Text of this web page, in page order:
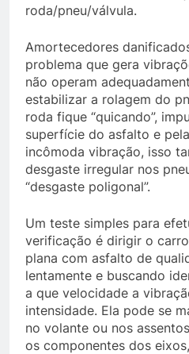
roda/pneu/válvula.
Amortecedores
problema que gera
não operam
estabilizar a rolagem do
roda fique “quicando”,
superfície do asfalto e
incômoda vibração, isso
desgaste irregular nos
“desgaste poligonal”.
Um teste simples para
verificação é dirigir o
plana com asfalto de
lentamente e buscando
a que velocidade a
intensidade. Ela pode se
no volante ou nos
os componentes dos